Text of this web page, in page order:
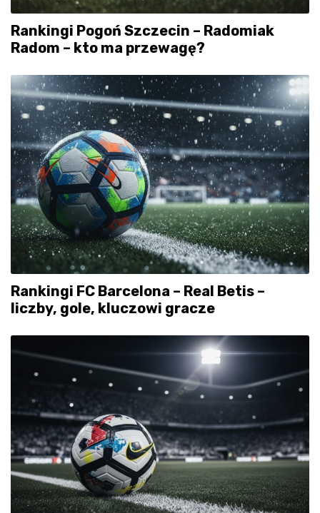
Rankingi Pogoń Szczecin – Radomiak
Radom – kto ma przewagę?
Rankingi FC Barcelona – Real Betis –
liczby, gole, kluczowi gracze